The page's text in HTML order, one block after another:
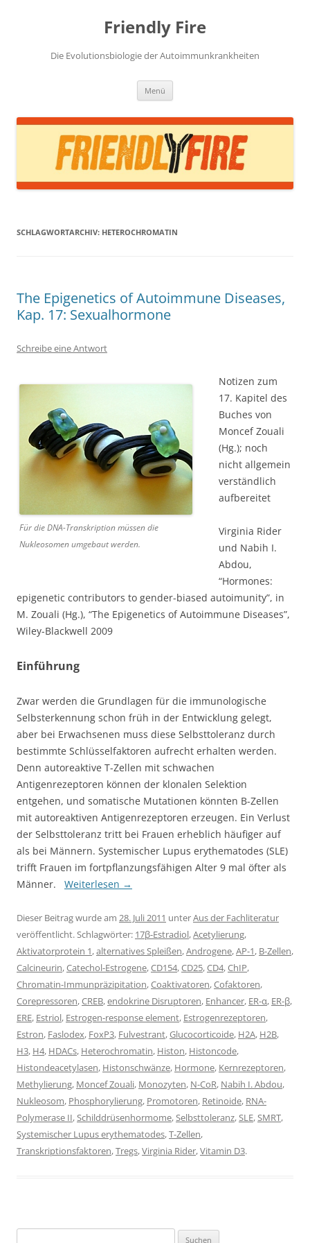
Friendly Fire
Die Evolutionsbiologie der Autoimmunkrankheiten
Menü
SCHLAGWORTARCHIV: HETEROCHROMATIN
The Epigenetics of Autoimmune Diseases,
Kap. 17: Sexualhormone
Schreibe eine Antwort
Für die DNA-Transkription müssen die
Nukleosomen umgebaut werden.
Notizen zum
17. Kapitel des
Buches von
Moncef Zouali
(Hg.); noch
nicht allgemein
verständlich
aufbereitet
Virginia Rider
und Nabih I.
Abdou,
“Hormones:
epigenetic contributors to gender-biased autoimunity”, in
M. Zouali (Hg.), “The Epigenetics of Autoimmune Diseases”,
Wiley-Blackwell 2009
Einführung
Zwar werden die Grundlagen für die immunologische
Selbsterkennung schon früh in der Entwicklung gelegt,
aber bei Erwachsenen muss diese Selbsttoleranz durch
bestimmte Schlüsselfaktoren aufrecht erhalten werden.
Denn autoreaktive T-Zellen mit schwachen
Antigenrezeptoren können der klonalen Selektion
entgehen, und somatische Mutationen könnten B-Zellen
mit autoreaktiven Antigenrezeptoren erzeugen. Ein Verlust
der Selbsttoleranz tritt bei Frauen erheblich häufiger auf
als bei Männern. Systemischer Lupus erythematodes (SLE)
trifft Frauen im fortpflanzungsfähigen Alter 9 mal öfter als
Männer. Weiterlesen →
Dieser Beitrag wurde am 28. Juli 2011 unterAus der Fachliteratur
veröffentlicht. Schlagwörter: 17β-Estradiol,Acetylierung,
Aktivatorprotein 1,alternatives Spleißen,Androgene,AP-1, B-Zellen,
Calcineurin,Catechol-Estrogene,CD154,CD25,CD4,ChIP,
Chromatin-Immunpräzipitation,Coaktivatoren,Cofaktoren,
Corepressoren,CREB,endokrine Disruptoren, Enhancer, ER-α, ER-β,
ERE, Estriol, Estrogen-response element, Estrogenrezeptoren,
Estron, Faslodex, FoxP3, Fulvestrant,Glucocorticoide, H2A, H2B,
H3, H4, HDACs, Heterochromatin, Histon, Histoncode,
Histondeacetylasen, Histonschwänze, Hormone, Kernrezeptoren,
Methylierung, Moncef Zouali, Monozyten, N-CoR, Nabih I. Abdou,
Nukleosom, Phosphorylierung, Promotoren, Retinoide, RNA-
Polymerase II,Schilddrüsenhormome,Selbsttoleranz,SLE,SMRT,
Systemischer Lupus erythematodes,T-Zellen,
Transkriptionsfaktoren,Tregs,Virginia Rider,Vitamin D3.